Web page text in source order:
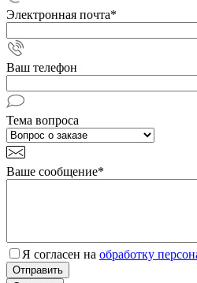
Электронная почта*
Ваш телефон
Тема вопроса
Ваше сообщение*
Я согласен на обработку